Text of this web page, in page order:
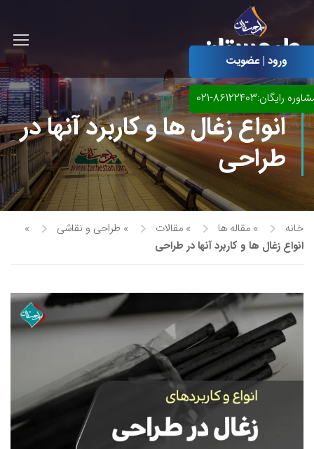
آموزش مجازی گرافیک
آموزش مجازی طراحی داخلی
نقاشی پاستل
نقاشی رنگ روغن
نقاشی آبرنگ
نقاشی کودک و نوجوان
طراحی سیاه قلم
خوشنویسی نستعلیق
خوشنویسی با خودکار
خط نقاشی
ورود | عضویت
رایگان:86122403-021
انواع زغال ها و کاربرد آنها در
طراحی
خانه » مقاله ها » مقالات » طراحی و نقاشی
»
انواع زغال ها و کاربرد آنها در طراحی